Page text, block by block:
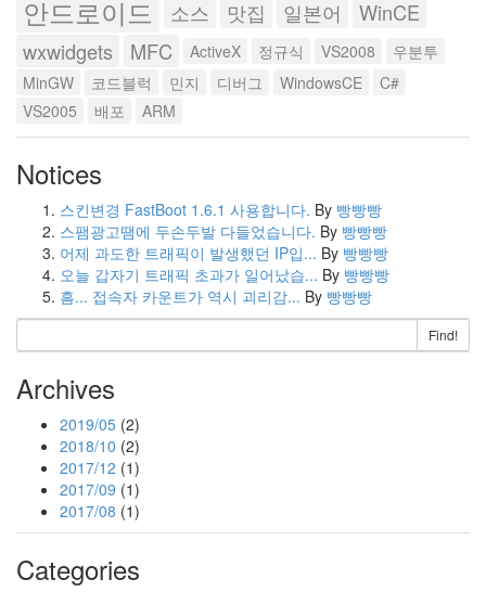
안드로이드 소스 맛집 일본어
WinCE
wxwidgets
MFC ActiveX 정규식 VS2008
우분투
MinGW
코드블럭 민지 디버그 WindowsCE
C#
VS2005
배포 ARM
Notices
스킨변경 FastBoot 1.6.1 사용합니다. By 빵빵빵
스팸광고땜에 두손두발 다들었습니다. By 빵빵빵
어제 과도한 트래픽이 발생했던 IP입... By 빵빵빵
오늘 갑자기 트래픽 초과가 일어났습... By 빵빵빵
흠... 접속자 카운트가 역시 괴리감... By 빵빵빵
Find!
Archives
2019/05 (2)
2018/10 (2)
2017/12 (1)
2017/09 (1)
2017/08 (1)
Categories